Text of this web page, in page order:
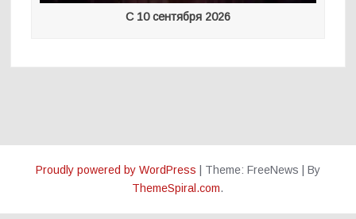
С 10 сентября 2026
Proudly powered by WordPress Theme: FreeNews
By
ThemeSpiral.com.